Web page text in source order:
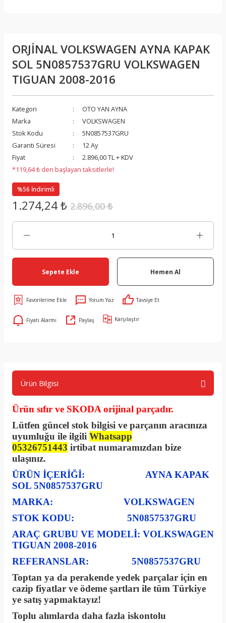
ORJİNAL VOLKSWAGEN AYNA KAPAK
SOL 5N0857537GRU VOLKSWAGEN
TIGUAN 2008-2016
Kategori
OTO YAN AYNA
Marka
VOLKSWAGEN
Stok Kodu
5N0857537GRU
Garanti Süresi
12 Ay
Fiyat
2.896,00 TL + KDV
*119,64 ₺ den başlayan taksitlerle!
%56 İndirimli
1.274,24 ₺ 2.896,00 ₺
Sepete Ekle Hemen Al
Yorum Yaz Tavsiye Et
Fiyatı Alarmı Paylaş Karşılaştır
Ürün Bilgisi
Ürün sıfır ve SKODA orijinal parçadır.
Lütfen güncel stok bilgisi ve parçanın aracınıza
uyumluğu ile ilgili Whatsapp
05326751443 irtibat numaramızdan bize
ulaşınız.
ÜRÜN İÇERİĞİ:
AYNA KAPAK
SOL 5N0857537GRU
MARKA: VOLKSWAGEN
STOK KODU: 5N0857537GRU
ARAÇ GRUBU VE MODELİ: VOLKSWAGEN
TIGUAN 2008-2016
REFERANSLAR: 5N0857537GRU
Toptan ya da perakende yedek parçalar için en
cazip fiyatlar ve ödeme şartları ile tüm Türkiye
ye satış yapmaktayız!
Toplu alımlarda daha fazla iskontolu